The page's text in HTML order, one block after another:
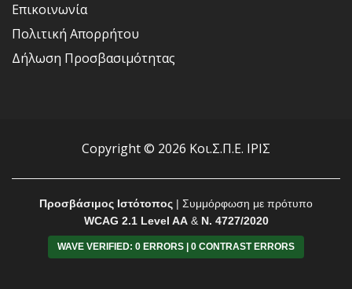
Επικοινωνία
Πολιτική Απορρήτου
Δήλωση Προσβασιμότητας
Copyright © 2026 Κοι.Σ.Π.Ε. ΙΡΙΣ
Προσβάσιμος Ιστότοπος | Συμμόρφωση με πρότυπο
WCAG 2.1 Level AA& Ν. 4727/2020
WAVE VERIFIED: 0 ERRORS | 0 CONTRAST ERRORS